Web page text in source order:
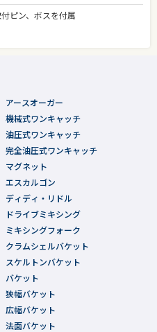
ピン、ボスを付属
アースオーガー
機械式ワンキャッチ
油圧式ワンキャッチ
完全油圧式ワンキャッチ
マグネット
エスカルゴン
ディディ・リドル
ドライブミキシング
ミキシングフォーク
クラムシェルバケット
スケルトンバケット
バケット
狭幅バケット
広幅バケット
法面バケット